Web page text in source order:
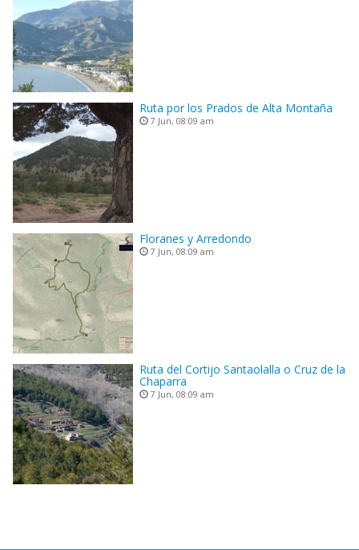
Ruta por los Prados de Alta Montaña
7 Jun, 08:09 am
Floranes y Arredondo
7 Jun, 08:09 am
Ruta del Cortijo Santaolalla o Cruz de la
Chaparra
7 Jun, 08:09 am